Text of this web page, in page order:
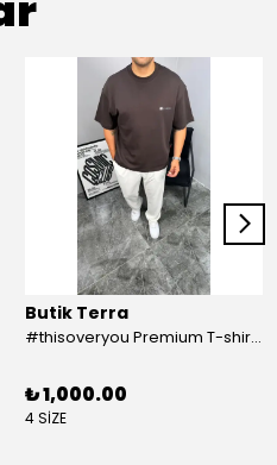
Butik Terra
#thisoveryou Premium T-shirt Kahve
₺ 1,000.00
4 SİZE